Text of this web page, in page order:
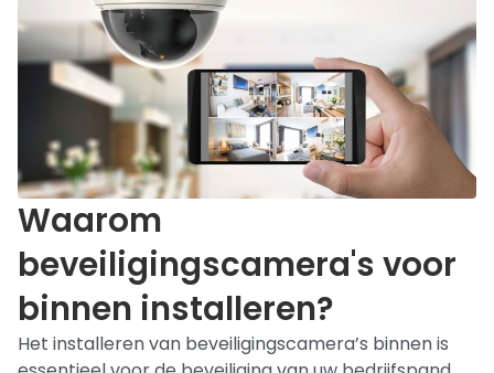
Waarom
beveiligingscamera's voor
binnen installeren?
Het installeren van beveiligingscamera’s binnen is